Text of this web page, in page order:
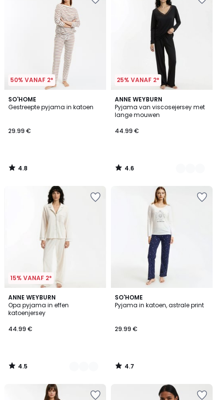
50% VANAF 2*
SO'HOME
Gestreepte pyjama in katoen
29.99 €
4.8
/ 5
4.8
/
25% VANAF 2*
ANNE WEYBURN
Pyjama van viscosejersey met
lange mouwen
44.99 €
4.6
/ 5
2
Kleuren
4.6
/
15% VANAF 2*
ANNE WEYBURN
Opa pyjama in effen
katoenjersey
44.99 €
4.5
/ 5
2
Kleuren
4.5
/
SO'HOME
Pyjama in katoen, astrale print
29.99 €
4.7
/ 5
4.7
/